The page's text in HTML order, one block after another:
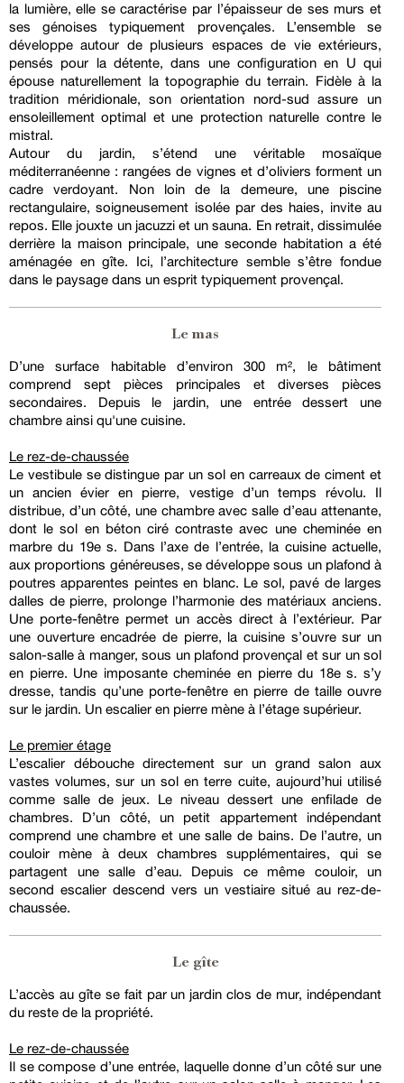
la lumière, elle se caractérise par l’épaisseur de ses murs et
ses génoises typiquement provençales. L’ensemble se
développe autour de plusieurs espaces de vie extérieurs,
pensés pour la détente, dans une configuration en U qui
épouse naturellement la topographie du terrain. Fidèle à la
tradition méridionale, son orientation nord-sud assure un
ensoleillement optimal et une protection naturelle contre le
mistral.
Autour du jardin, s’étend une véritable mosaïque
méditerranéenne : rangées de vignes et d’oliviers forment un
cadre verdoyant. Non loin de la demeure, une piscine
rectangulaire, soigneusement isolée par des haies, invite au
repos. Elle jouxte un jacuzzi et un sauna. En retrait, dissimulée
derrière la maison principale, une seconde habitation a été
aménagée en gîte. Ici, l’architecture semble s’être fondue
dans le paysage dans un esprit typiquement provençal.
Le mas
D’une surface habitable d’environ 300 m², le bâtiment
comprend sept pièces principales et diverses pièces
secondaires. Depuis le jardin, une entrée dessert une
chambre ainsi qu'une cuisine.
Le rez-de-chaussée
Le vestibule se distingue par un sol en carreaux de ciment et
un ancien évier en pierre, vestige d’un temps révolu. Il
distribue, d’un côté, une chambre avec salle d’eau attenante,
dont le sol en béton ciré contraste avec une cheminée en
marbre du 19e s. Dans l’axe de l’entrée, la cuisine actuelle,
aux proportions généreuses, se développe sous un plafond à
poutres apparentes peintes en blanc. Le sol, pavé de larges
dalles de pierre, prolonge l’harmonie des matériaux anciens.
Une porte-fenêtre permet un accès direct à l’extérieur. Par
une ouverture encadrée de pierre, la cuisine s’ouvre sur un
salon-salle à manger, sous un plafond provençal et sur un sol
en pierre. Une imposante cheminée en pierre du 18e s. s’y
dresse, tandis qu’une porte-fenêtre en pierre de taille ouvre
sur le jardin. Un escalier en pierre mène à l’étage supérieur.
Le premier étage
L’escalier débouche directement sur un grand salon aux
vastes volumes, sur un sol en terre cuite, aujourd’hui utilisé
comme salle de jeux. Le niveau dessert une enfilade de
chambres. D’un côté, un petit appartement indépendant
comprend une chambre et une salle de bains. De l’autre, un
couloir mène à deux chambres supplémentaires, qui se
partagent une salle d’eau. Depuis ce même couloir, un
second escalier descend vers un vestiaire situé au rez-de-
chaussée.
Le gîte
L’accès au gîte se fait par un jardin clos de mur, indépendant
du reste de la propriété.
Le rez-de-chaussée
Il se compose d’une entrée, laquelle donne d’un côté sur une